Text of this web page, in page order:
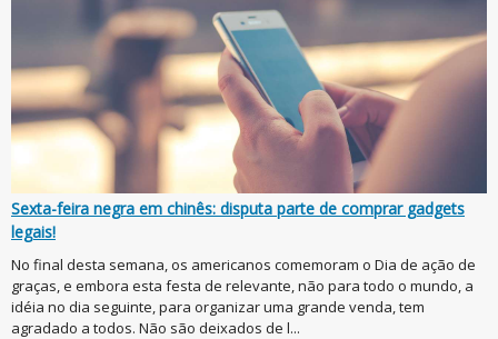
Sexta-feira negra em chinês: disputa parte de comprar gadgets
legais!
No final desta semana, os americanos comemoram o Dia de ação de
graças, e embora esta festa de relevante, não para todo o mundo, a
idéia no dia seguinte, para organizar uma grande venda, tem
agradado a todos. Não são deixados de l...